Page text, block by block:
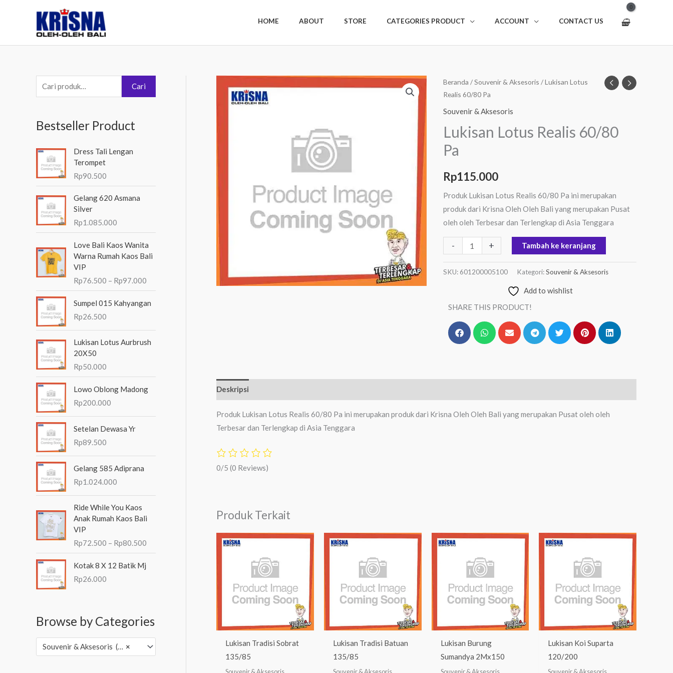
HOME ABOUT STORE CATEGORIES PRODUCT ACCOUNT CONTACT US
e
c
a
n
n
t
k
:
Cari
Bestseller Product
Dress Tali Lengan
Terompet
Rp90.500
Gelang 620 Asmana
Silver
Rp1.085.000
Love Bali Kaos Wanita
Warna Rumah Kaos Bali
VIP
Rp76.500 – Rp97.000
e
n
g
a
r
p
6
n
g
Sumpel 015 Kahyangan
Rp26.500
Lukisan Lotus Aurbrush
20X50
Rp50.000
Lowo Oblong Madong
Rp200.000
Setelan Dewasa Yr
Rp89.500
Gelang 585 Adiprana
Rp1.024.000
Ride While You Kaos
Anak Rumah Kaos Bali
VIP
Rp72.500 – Rp80.500
a
R
p
Kotak 8 X 12 Batik Mj
Rp26.000
Browse by Categories
×
Souvenir & Aksesoris (3,502)
Beranda /Souvenir & Aksesoris / Lukisan Lotus
Realis 60/80 Pa
Souvenir & Aksesoris
Lukisan Lotus Realis 60/80
Pa
Rp115.000
Produk Lukisan Lotus Realis 60/80 Pa ini merupakan
produk dari Krisna Oleh Oleh Bali yang merupakan Pusat
oleh oleh Terbesar dan Terlengkap di Asia Tenggara
-
Kuantitas
Lukisan
Lotus
60/80
Pa
+ Tambah ke keranjang
SKU: 601200005100 Kategori:Souvenir & Aksesoris
Add to wishlist
SHARE THIS PRODUCT!
Deskripsi
Produk Lukisan Lotus Realis 60/80 Pa ini merupakan produk dari Krisna Oleh Oleh Bali yang merupakan Pusat oleh oleh
Terbesar dan Terlengkap di Asia Tenggara
0/5 (0 Reviews)
Produk Terkait
Lukisan Tradisi Sobrat
135/85
Souvenir & Aksesoris
Lukisan Tradisi Batuan
135/85
Souvenir & Aksesoris
Lukisan Burung
Sumandya 2Mx150
Souvenir & Aksesoris
Lukisan Koi Suparta
120/200
Souvenir & Aksesoris